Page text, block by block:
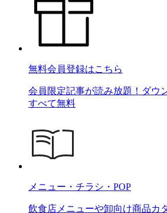
無料会員登録はこちら
会員限定記事が読み放題！ダウ
すべて無料
メニュー・チラシ・POP
飲食店メニューや卸向け商品カ